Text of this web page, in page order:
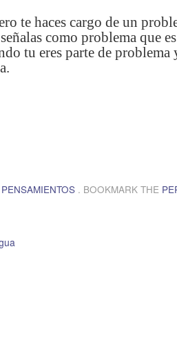
te haces cargo de un
como problema que
tu eres parte de problema
PENSAMIENTOS . BOOKMARK THE